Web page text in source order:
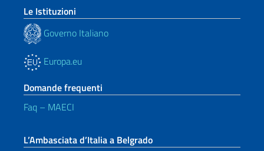
Le Istituzioni
Governo Italiano
Europa.eu
Domande frequenti
Faq – MAECI
L’Ambasciata d’Italia a Belgrado